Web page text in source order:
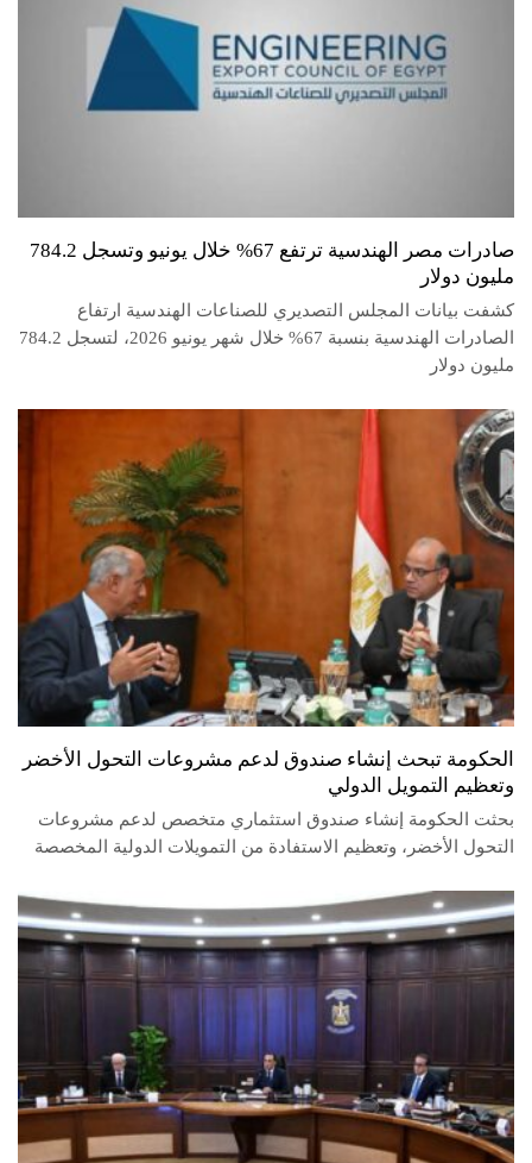
صادرات مصر الهندسية ترتفع 67% خلال يونيو وتسجل 784.2
مليون دولار
كشفت بيانات المجلس التصديري للصناعات الهندسية ارتفاع
الصادرات الهندسية بنسبة 67% خلال شهر يونيو 2026، لتسجل 784.2
مليون دولار
الحكومة تبحث إنشاء صندوق لدعم مشروعات التحول الأخضر
وتعظيم التمويل الدولي
بحثت الحكومة إنشاء صندوق استثماري متخصص لدعم مشروعات
التحول الأخضر، وتعظيم الاستفادة من التمويلات الدولية المخصصة